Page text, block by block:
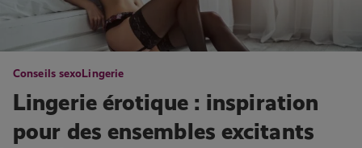
Conseils sexoLingerie
Lingerie érotique : inspiration
pour des ensembles excitants